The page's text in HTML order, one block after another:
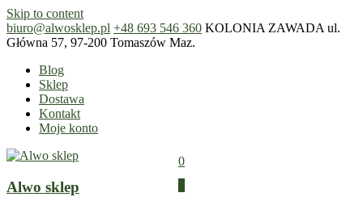
Skip to content
biuro@alwosklep.pl +48 693 546 360 KOLONIA ZAWADA ul.
Główna 57, 97-200 Tomaszów Maz.
Blog
Sklep
Dostawa
Kontakt
Moje konto
Alwo sklep
0